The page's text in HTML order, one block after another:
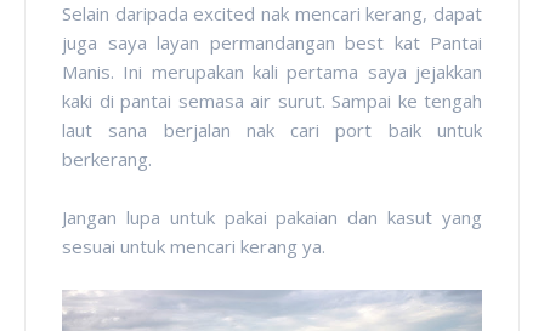
Selain daripada excited nak mencari kerang, dapat
juga saya layan permandangan best kat Pantai
Manis. Ini merupakan kali pertama saya jejakkan
kaki di pantai semasa air surut. Sampai ke tengah
laut sana berjalan nak cari port baik untuk
berkerang.
Jangan lupa untuk pakai pakaian dan kasut yang
sesuai untuk mencari kerang ya.